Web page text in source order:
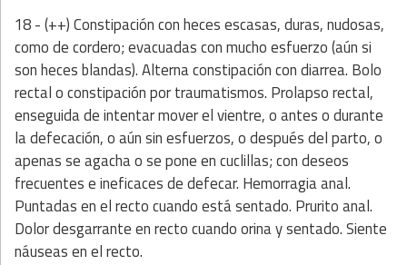
18 - (++) Constipación con heces escasas, duras, nudosas,
como de cordero; evacuadas con mucho esfuerzo (aún si
son heces blandas). Alterna constipación con diarrea. Bolo
rectal o constipación por traumatismos. Prolapso rectal,
enseguida de intentar mover el vientre, o antes o durante
la defecación, o aún sin esfuerzos, o después del parto, o
apenas se agacha o se pone en cuclillas; con deseos
frecuentes e ineficaces de defecar. Hemorragia anal.
Puntadas en el recto cuando está sentado. Prurito anal.
Dolor desgarrante en recto cuando orina y sentado. Siente
náuseas en el recto.